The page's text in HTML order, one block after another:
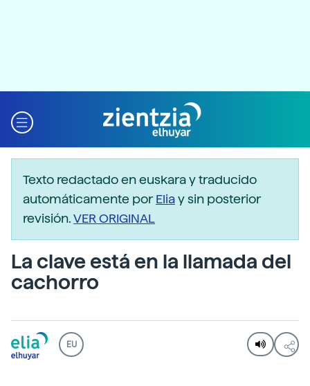
Texto redactado en euskara y traducido
automáticamente porEliay sin posterior
revisión.VER ORIGINAL
La clave está en la llamada del
cachorro
EU